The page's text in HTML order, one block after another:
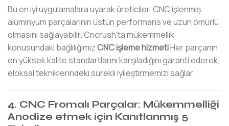
Bu en iyi uygulamalara uyarak üreticiler, CNC işlenmiş
alüminyum parçalarının üstün performans ve uzun ömürlü
olmasını sağlayabilir. Cncrush'ta mükemmellik
konusundaki bağlılığımızCNC işleme hizmetiHer parçanın
en yüksek kalite standartlarını karşıladığını garanti ederek,
eloksal tekniklerindeki sürekli iyileştirmemizi sağlar.
4. CNC Fromalı Parçalar: Mükemmelliği
Anodize etmek için Kanıtlanmış 5